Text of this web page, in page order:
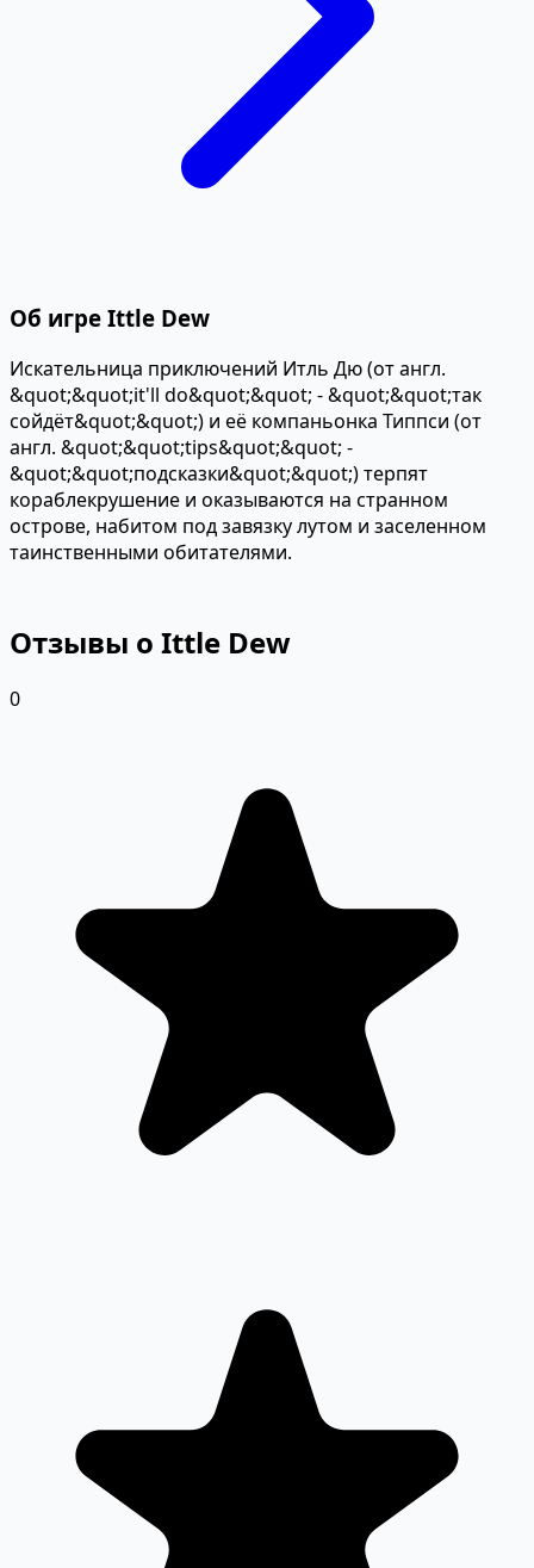
Об игре Ittle Dew
Искательница приключений Итль Дю (от англ.
&quot;&quot;it'll do&quot;&quot; - &quot;&quot;так
сойдёт&quot;&quot;) и её компаньонка Типпси (от
англ. &quot;&quot;tips&quot;&quot; -
&quot;&quot;подсказки&quot;&quot;) терпят
кораблекрушение и оказываются на странном
острове, набитом под завязку лутом и заселенном
таинственными обитателями.
Отзывы о Ittle Dew
0